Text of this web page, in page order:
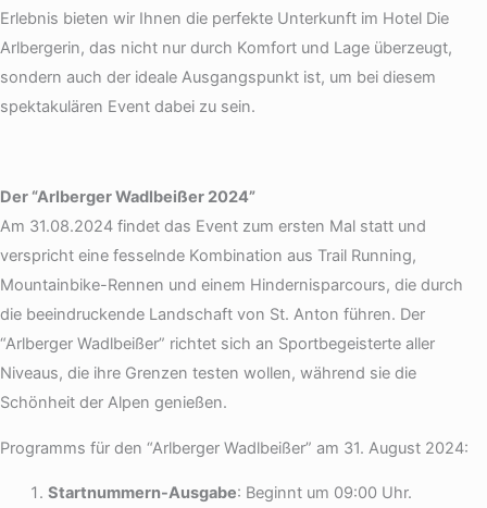
Erlebnis bieten wir Ihnen die perfekte Unterkunft im Hotel Die
Arlbergerin, das nicht nur durch Komfort und Lage überzeugt,
sondern auch der ideale Ausgangspunkt ist, um bei diesem
spektakulären Event dabei zu sein.
Der “Arlberger Wadlbeißer 2024”
Am 31.08.2024 findet das Event zum ersten Mal statt und
verspricht eine fesselnde Kombination aus Trail Running,
Mountainbike-Rennen und einem Hindernisparcours, die durch
die beeindruckende Landschaft von St. Anton führen. Der
“Arlberger Wadlbeißer” richtet sich an Sportbegeisterte aller
Niveaus, die ihre Grenzen testen wollen, während sie die
Schönheit der Alpen genießen.
Programms für den “Arlberger Wadlbeißer” am 31. August 2024:
Startnummern-Ausgabe: Beginnt um 09:00 Uhr.